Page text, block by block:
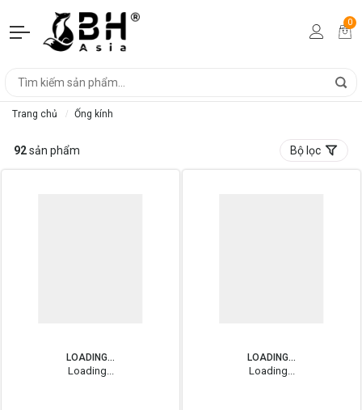
0
Trang chủ Ống kính
92sản phẩm Bộ lọc
LOADING...
Loading...
LOADING...
Loading...